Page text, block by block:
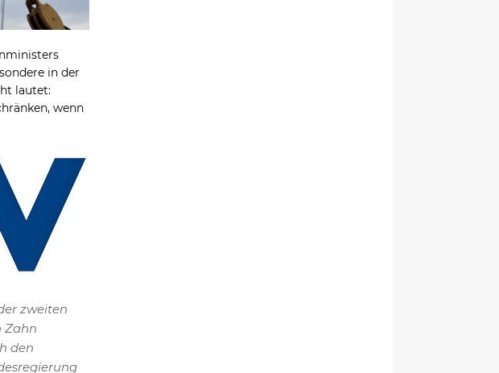
in der
lautet:
wenn
zweiten
Zahn
den